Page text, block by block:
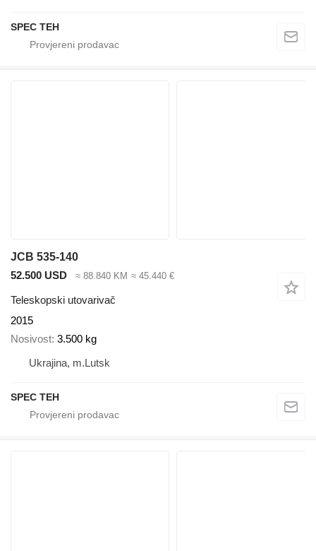
SPEC TEH
JCB 535-140
52.500 USD
≈ 88.840 KM ≈ 45.440 €
Teleskopski utovarivač
2015
Nosivost 3.500 kg
Ukrajina, m.Lutsk
SPEC TEH